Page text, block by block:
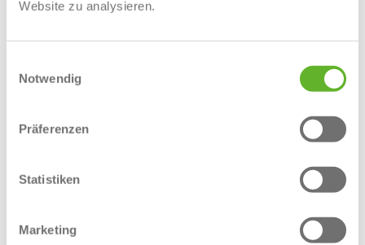
Website zu analysieren.
Notwendig
Präferenzen
Statistiken
Marketing
Website: https://gastrokontor.net/jobs/
Breite Straße 10
05451 - 5948 - 0
Ausbildung Elektrotechnik
Ausbildung als Mechaniker / Mechanikerin
Ausbildung im Handwerk